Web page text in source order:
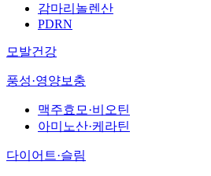
감마리놀렌산
PDRN
모발건강
풍성·영양보충
맥주효모·비오틴
아미노산·케라틴
다이어트·슬림